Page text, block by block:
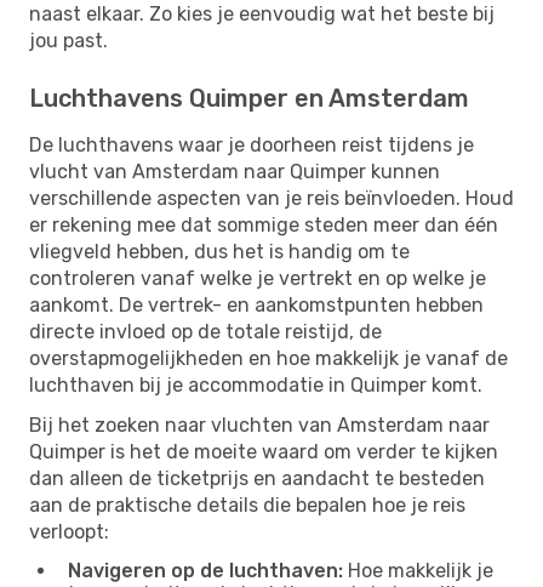
naast elkaar. Zo kies je eenvoudig wat het beste bij
jou past.
Luchthavens Quimper en Amsterdam
De luchthavens waar je doorheen reist tijdens je
vlucht van Amsterdam naar Quimper kunnen
verschillende aspecten van je reis beïnvloeden. Houd
er rekening mee dat sommige steden meer dan één
vliegveld hebben, dus het is handig om te
controleren vanaf welke je vertrekt en op welke je
aankomt. De vertrek- en aankomstpunten hebben
directe invloed op de totale reistijd, de
overstapmogelijkheden en hoe makkelijk je vanaf de
luchthaven bij je accommodatie in Quimper komt.
Bij het zoeken naar vluchten van Amsterdam naar
Quimper is het de moeite waard om verder te kijken
dan alleen de ticketprijs en aandacht te besteden
aan de praktische details die bepalen hoe je reis
verloopt:
Navigeren op de luchthaven: Hoe makkelijk je